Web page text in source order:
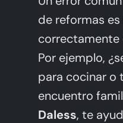
de reformas
correctamente
Por ejemplo,
para cocinar o
encuentro
Daless, te